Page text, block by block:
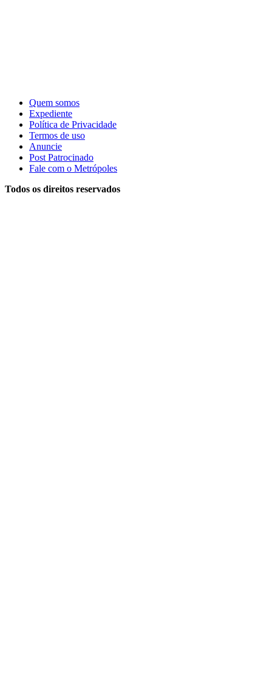
Quem somos
Expediente
Política de Privacidade
Termos de uso
Anuncie
Post Patrocinado
Fale com o Metrópoles
Todos os direitos reservados